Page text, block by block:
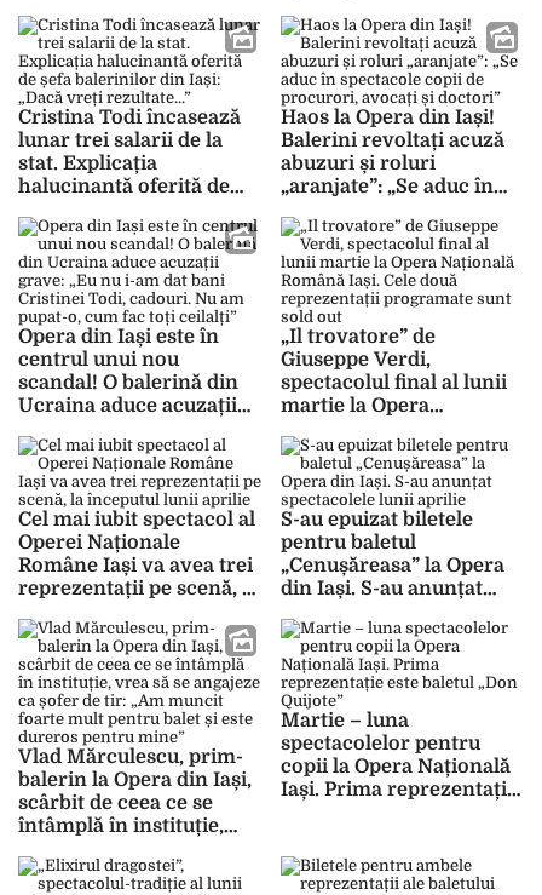
Adormită”
spectacol, primea 200 de
lei, deși muncea 8 ore”
Cristina Todi încasează
lunar trei salarii de la
stat. Explicația
halucinantă oferită de
„Dacă vreți rezultate…”
Haos la Opera din Iași!
Balerini revoltați acuză
abuzuri și roluri
„aranjate”: „Se aduc în
procurori, avocați și
doctori”
Opera din Iași este în
centrul unui nou
scandal! O balerină din
Ucraina aduce acuzații
bani Cristinei Todi,
cadouri. Nu am pupat-o,
cum fac toți ceilalți”
„Il trovatore” de
Giuseppe Verdi,
spectacolul final al lunii
martie la Opera
Cele două reprezentații
programate sunt sold out
Cel mai iubit spectacol al
Operei Naționale
Române Iași va avea trei
reprezentații pe scenă, la
S-au epuizat biletele
pentru baletul
„Cenușăreasa” la Opera
din Iași. S-au anunțat
Vlad Mărculescu, prim-
balerin la Opera din Iași,
scârbit de ceea ce se
întâmplă în instituție,
șofer de tir: „Am muncit
Martie – luna
spectacolelor pentru
copii la Opera Națională
Iași. Prima reprezentație